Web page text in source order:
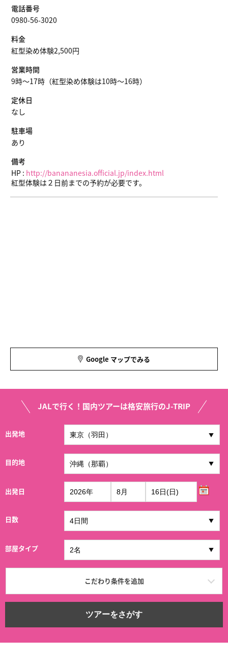
電話番号
0980-56-3020
料金
紅型染め体験2,500円
営業時間
9時～17時（紅型染め体験は10時～16時）
定休日
なし
駐車場
あり
備考
HP : http://banananesia.official.jp/index.html
紅型体験は２日前までの予約が必要です。
Google マップでみる
JALで行く！国内ツアーは格安旅行のJ-TRIP
出発地
目的地
出発日
日数
部屋タイプ
こだわり条件を追加
ツアーをさがす